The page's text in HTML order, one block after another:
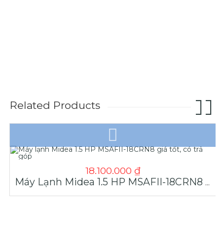
Related Products
18.100.000 ₫
Máy Lạnh Midea 1.5 HP MSAFII-18CRN8 Giá Tốt, Có Trả Góp